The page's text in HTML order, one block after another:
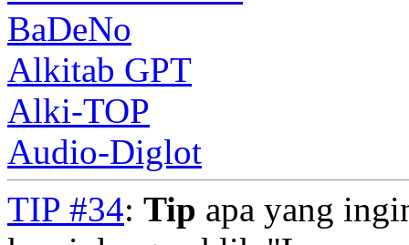
BaDeNo
Alkitab GPT
Alki-TOP
Audio-Diglot
TIP #34: Tip apa yang